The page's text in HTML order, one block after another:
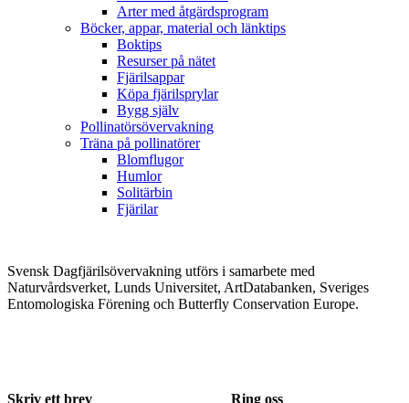
Arter med åtgärdsprogram
Böcker, appar, material och länktips
Boktips
Resurser på nätet
Fjärilsappar
Köpa fjärilsprylar
Bygg själv
Pollinatörsövervakning
Träna på pollinatörer
Blomflugor
Humlor
Solitärbin
Fjärilar
Svensk Dagfjärilsövervakning utförs i samarbete med
Naturvårdsverket, Lunds Universitet, ArtDatabanken, Sveriges
Entomologiska Förening och Butterfly Conservation Europe.
Skriv ett brev Ring oss